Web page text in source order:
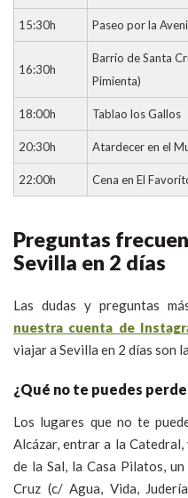
15:30h Paseo por la
16:30h
Barrio de Santa
Pimienta)
18:00h Tablao los Gallos
20:30h Atardecer en el
22:00h Cena en El
Preguntas
Sevilla en 2 días
Las dudas y preguntas
nuestra cuenta de
viajar a Sevilla en 2 días son
¿Qué no te puedes
Los lugares que no te
Alcázar, entrar a la
de la Sal, la Casa Pilatos,
Cruz (c/ Agua, Vida,